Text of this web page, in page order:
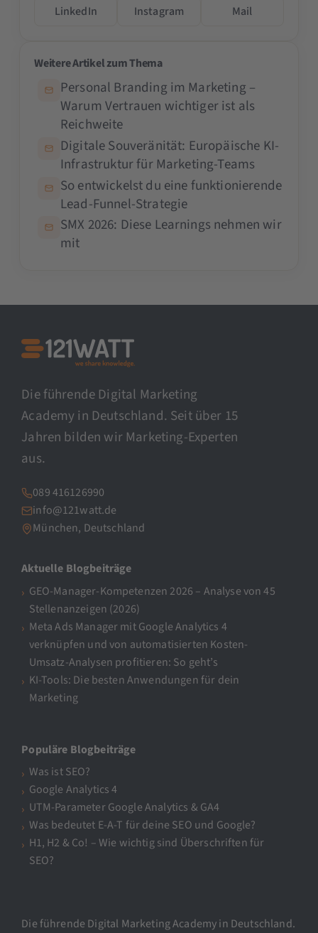
LinkedIn
Instagram Mail
Weitere Artikel zum Thema
Personal Branding im Marketing –
Warum Vertrauen wichtiger ist als
Reichweite
Digitale Souveränität: Europäische KI-
Infrastruktur für Marketing-Teams
So entwickelst du eine funktionierende
Lead-Funnel-Strategie
SMX 2026: Diese Learnings nehmen wir
mit
Die führende Digital Marketing
Academy in Deutschland. Seit über 15
Jahren bilden wir Marketing-Experten
aus.
089 416126990
info@121watt.de
München, Deutschland
Aktuelle Blogbeiträge
GEO-Manager-Kompetenzen 2026 – Analyse von 45
Stellenanzeigen (2026)
Meta Ads Manager mit Google Analytics 4
verknüpfen und von automatisierten Kosten-
Umsatz-Analysen profitieren: So geht’s
KI-Tools: Die besten Anwendungen für dein
Marketing
Populäre Blogbeiträge
Was ist SEO?
Google Analytics 4
UTM-Parameter Google Analytics & GA4
Was bedeutet E-A-T für deine SEO und Google?
H1, H2 & Co! – Wie wichtig sind Überschriften für
SEO?
Die führende Digital Marketing Academy in Deutschland.